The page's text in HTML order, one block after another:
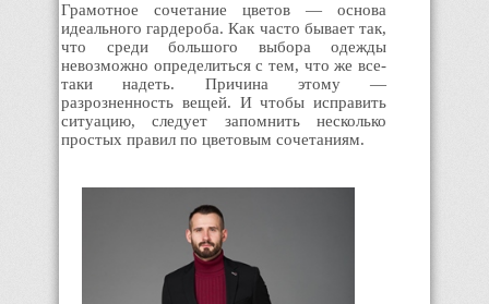
Грамотное сочетание цветов — основа
идеального гардероба. Как часто бывает так,
что среди большого выбора одежды
невозможно определиться с тем, что же все-
таки надеть. Причина этому —
разрозненность вещей. И чтобы исправить
ситуацию, следует запомнить несколько
простых правил по цветовым сочетаниям.